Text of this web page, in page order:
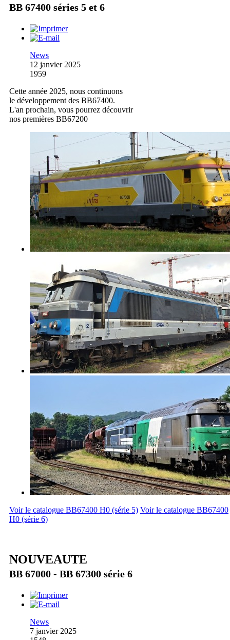
BB 67400 séries 5 et 6
News
12 janvier 2025
1959
Cette année 2025, nous continuons
le développement des BB67400.
L'an prochain, vous pourrez découvrir
nos premières BB67200
Voir le catalogue BB67400 H0 (série 5) Voir le catalogue BB67400
H0 (série 6)
NOUVEAUTE
BB 67000 - BB 67300 série 6
News
7 janvier 2025